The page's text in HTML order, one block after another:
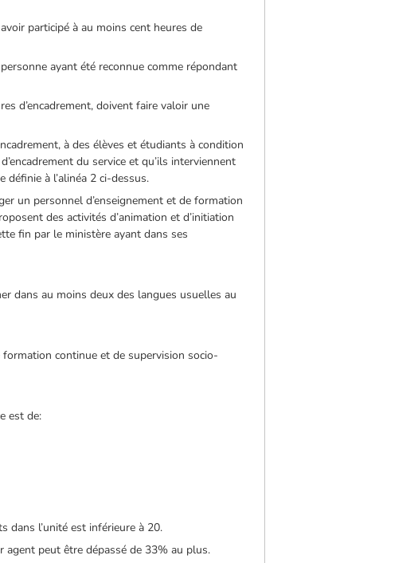
participé à au moins cent heures de
ayant été reconnue comme répondant
d’encadrement, doivent faire valoir une
à des élèves et étudiants à condition
du service et qu’ils interviennent
à l’alinéa 2 ci-dessus.
un personnel d’enseignement et de formation
des activités d’animation et d’initiation
fin par le ministère ayant dans ses
dans au moins deux des langues usuelles au
formation continue et de supervision socio-
est de:
dans l’unité est inférieure à 20.
agent peut être dépassé de 33% au plus.